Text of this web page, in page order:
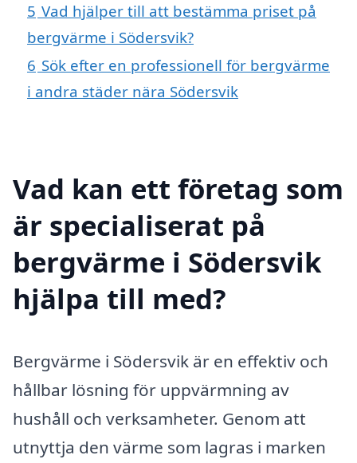
5 Vad hjälper till att bestämma priset på
bergvärme i Södersvik?
6 Sök efter en professionell för bergvärme
i andra städer nära Södersvik
Vad kan ett företag som
är specialiserat på
bergvärme i Södersvik
hjälpa till med?
Bergvärme i Södersvik är en effektiv och
hållbar lösning för uppvärmning av
hushåll och verksamheter. Genom att
utnyttja den värme som lagras i marken